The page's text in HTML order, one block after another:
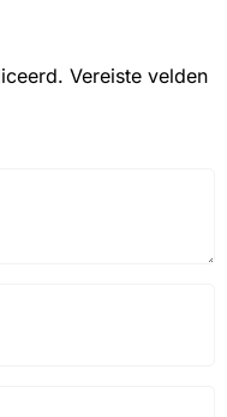
Vereiste velden